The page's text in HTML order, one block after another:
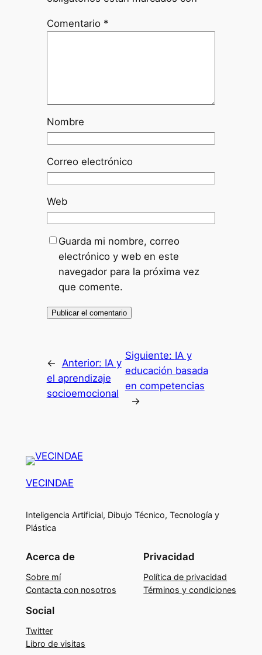
Comentario *
Nombre
Correo electrónico
Web
Guarda mi nombre, correo
electrónico y web en este
navegador para la próxima vez
que comente.
← Anterior: IA y
el aprendizaje
socioemocional
Siguiente: IA y
educación basada
en competencias
→
VECINDAE
Inteligencia Artificial, Dibujo Técnico, Tecnología y
Plástica
Acerca de
Sobre mí
Contacta con nosotros
Privacidad
Política de privacidad
Términos y condiciones
Social
Twitter
Libro de visitas